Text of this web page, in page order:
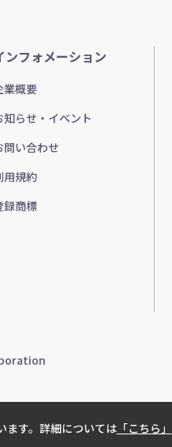
ンフォメーション
業概要
知らせ・イベント
問い合わせ
用規約
録商標
ます。詳細については「こちら」